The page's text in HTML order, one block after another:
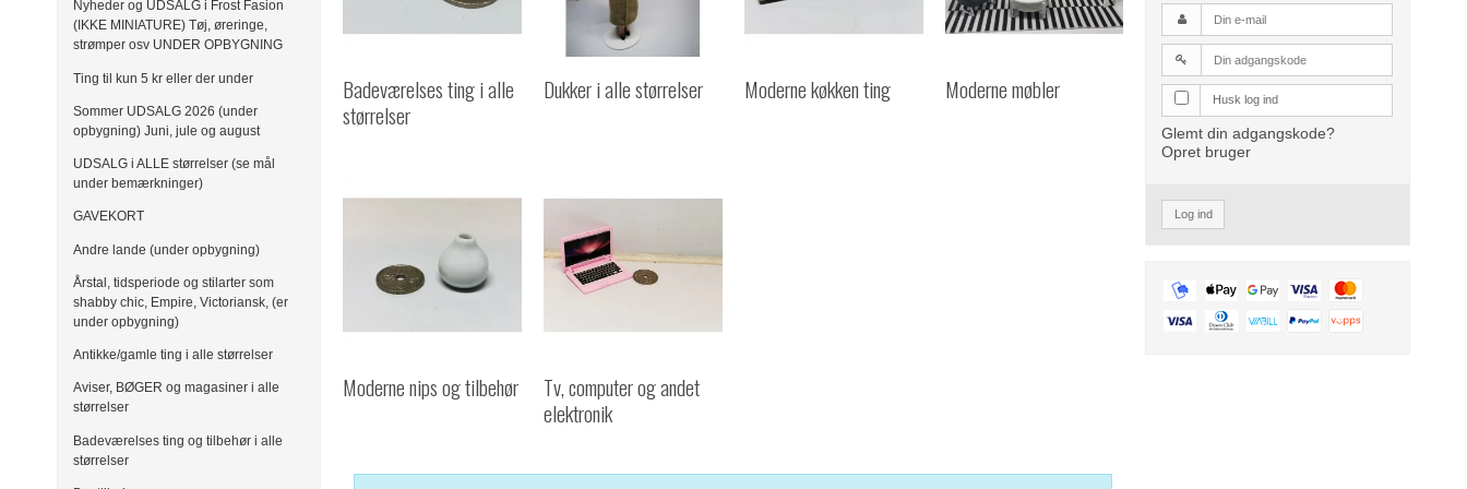
Nyheder og UDSALG i Frost Fasion
(IKKE MINIATURE) Tøj, øreringe,
strømper osv UNDER OPBYGNING
Ting til kun 5 kr eller der under
Sommer UDSALG 2026 (under
opbygning) Juni, jule og august
UDSALG i ALLE størrelser (se mål
under bemærkninger)
GAVEKORT
Andre lande (under opbygning)
Årstal, tidsperiode og stilarter som
shabby chic, Empire, Victoriansk, (er
under opbygning)
Antikke/gamle ting i alle størrelser
Aviser, BØGER og magasiner i alle
størrelser
Badeværelses ting og tilbehør i alle
størrelser
Badeværelses ting i alle
størrelser
Dukker i alle størrelser Moderne køkken ting Moderne møbler
Moderne nips og tilbehør
Tv, computer og andet
elektronik
Husk log ind
Glemt din adgangskode?
Opret bruger
Log ind